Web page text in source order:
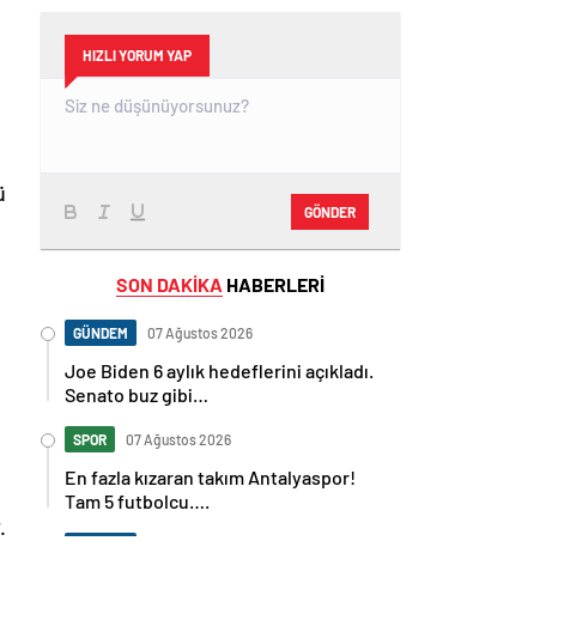
HIZLI YORUM YAP
GÖNDER
SON DAKİKA HABERLERİ
GÜNDEM 07 Ağustos 2026
Joe Biden 6 aylık hedeflerini açıkladı.
Senato buz gibi…
SPOR 07 Ağustos 2026
En fazla kızaran takım Antalyaspor!
Tam 5 futbolcu….